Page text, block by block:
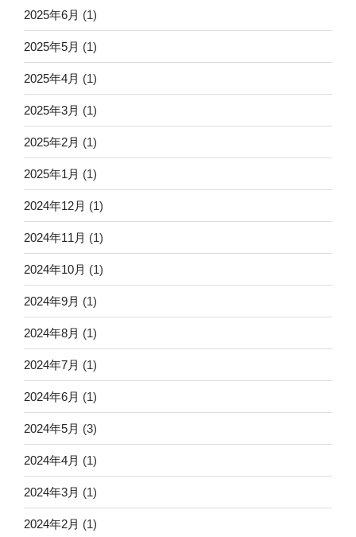
2025年6月 (1)
2025年5月 (1)
2025年4月 (1)
2025年3月 (1)
2025年2月 (1)
2025年1月 (1)
2024年12月 (1)
2024年11月 (1)
2024年10月 (1)
2024年9月 (1)
2024年8月 (1)
2024年7月 (1)
2024年6月 (1)
2024年5月 (3)
2024年4月 (1)
2024年3月 (1)
2024年2月 (1)